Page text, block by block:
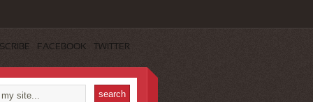
FACEBOOK TWITTER